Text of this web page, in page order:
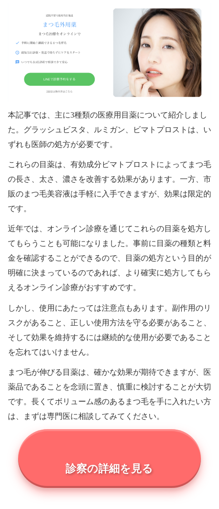
本記事では、主に3種類の医療用目薬について紹介しまし
た。グラッシュビスタ、ルミガン、ビマトプロストは、い
ずれも医師の処方が必要です。
これらの目薬は、有効成分ビマトプロストによってまつ毛
の長さ、太さ、濃さを改善する効果があります。一方、市
販のまつ毛美容液は手軽に入手できますが、効果は限定的
です。
近年では、オンライン診療を通じてこれらの目薬を処方し
てもらうことも可能になりました。事前に目薬の種類と料
金を確認することができるので、目薬の処方という目的が
明確に決まっているのであれば、より確実に処方してもら
えるオンライン診療がおすすめです。
しかし、使用にあたっては注意点もあります。副作用のリ
スクがあること、正しい使用方法を守る必要があること、
そして効果を維持するには継続的な使用が必要であること
を忘れてはいけません。
まつ毛が伸びる目薬は、確かな効果が期待できますが、医
薬品であることを念頭に置き、慎重に検討することが大切
です。長くてボリューム感のあるまつ毛を手に入れたい方
は、まずは専門医に相談してみてください。
診察の詳細を見る